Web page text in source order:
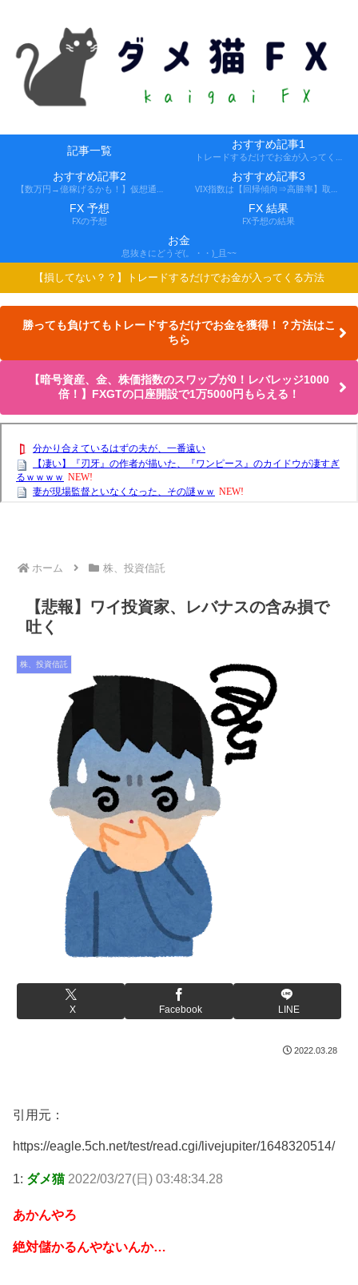
記事一覧 おすすめ記事1
おすすめ記事2 おすすめ記事3
FX 予想
FXの予想
FX 結果
FX予想の結果
お金
息抜きにどうぞ(。・・)_且~~
【損してない？？】トレードするだけでお金が入ってくる方法
勝っても負けてもトレードするだけでお金を獲得！？方法はこ
ちら
【暗号資産、金、株価指数のスワップが0！レバレッジ1000
倍！】FXGTの口座開設で1万5000円もらえる！
ホーム 株、投資信託
【悲報】ワイ投資家、レバナスの含み損で
吐く
株、投資信託
X Facebook LINE
2022.03.28
引用元：
https://eagle.5ch.net/test/read.cgi/livejupiter/1648320514/
1: ダメ猫 2022/03/27(日) 03:48:34.28
あかんやろ
絶対儲かるんやないんか…